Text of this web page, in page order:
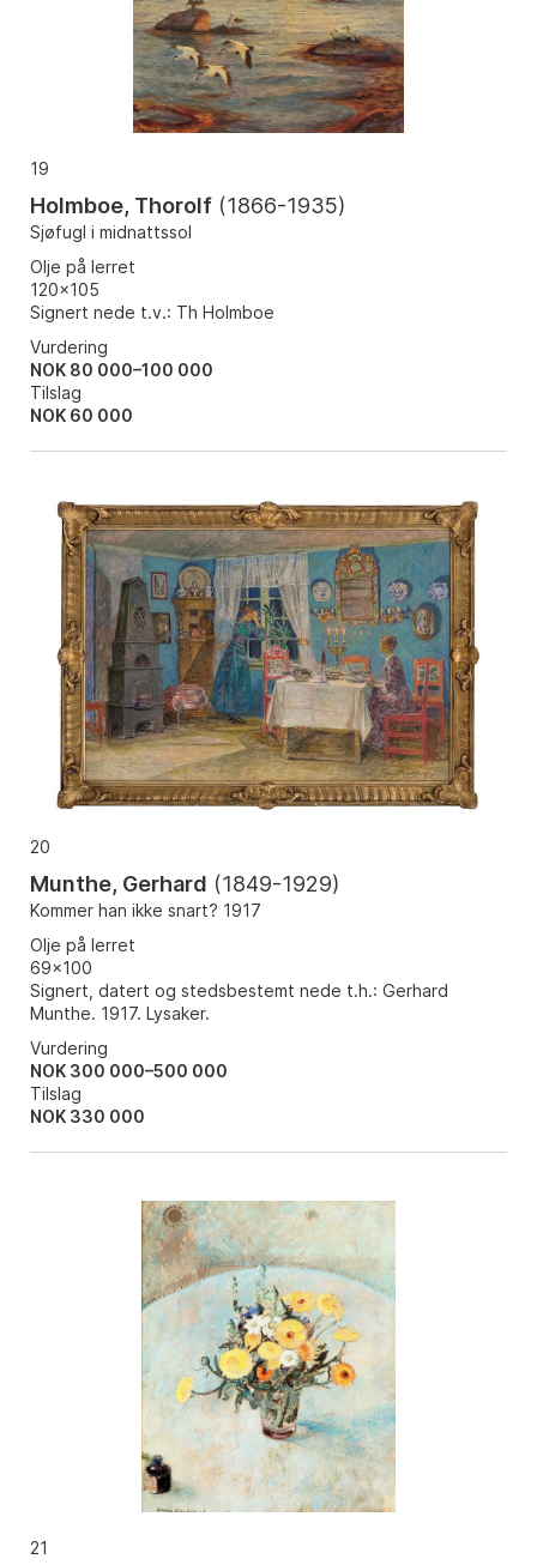
19
Holmboe, Thorolf (1866-1935)
Sjøfugl i midnattssol
Olje på lerret
120x105
Signert nede t.v.: Th Holmboe
Vurdering
NOK 80 000–100 000
Tilslag
NOK 60 000
20
Munthe, Gerhard (1849-1929)
Kommer han ikke snart? 1917
Olje på lerret
69x100
Signert, datert og stedsbestemt nede t.h.: Gerhard
Munthe. 1917. Lysaker.
Vurdering
NOK 300 000–500 000
Tilslag
NOK 330 000
21